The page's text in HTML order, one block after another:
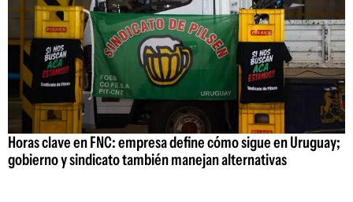
Horas clave en FNC: empresa define cómo sigue en Uruguay;
gobierno y sindicato también manejan alternativas